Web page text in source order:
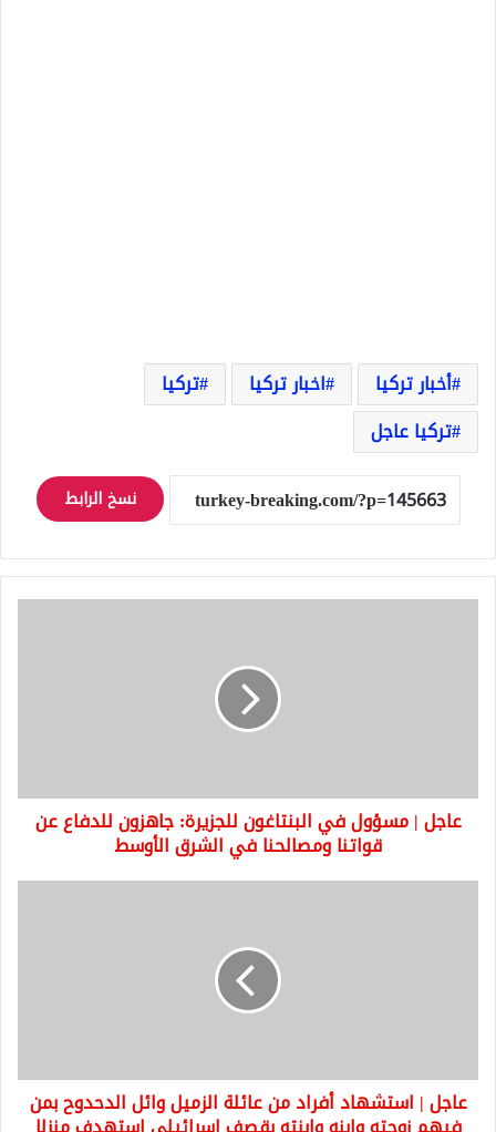
أخبار تركيا اخبار تركيا
تركيا
تركيا عاجل
نسخ الرابط
عن
قواتنا
ومصالحنا
الشرق
عاجل | مسؤول في البنتاغون للجزيرة: جاهزون للدفاع عن
قواتنا ومصالحنا في الشرق الأوسط
الدحدوح
بمن
فيهم
عاجل | استشهاد أفراد من عائلة الزميل وائل الدحدوح بمن